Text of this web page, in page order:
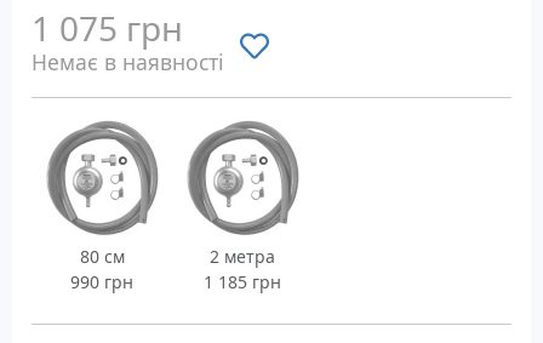
1 075 грн
Немає в наявності
80 см
990 грн
2 метра
1 185 грн